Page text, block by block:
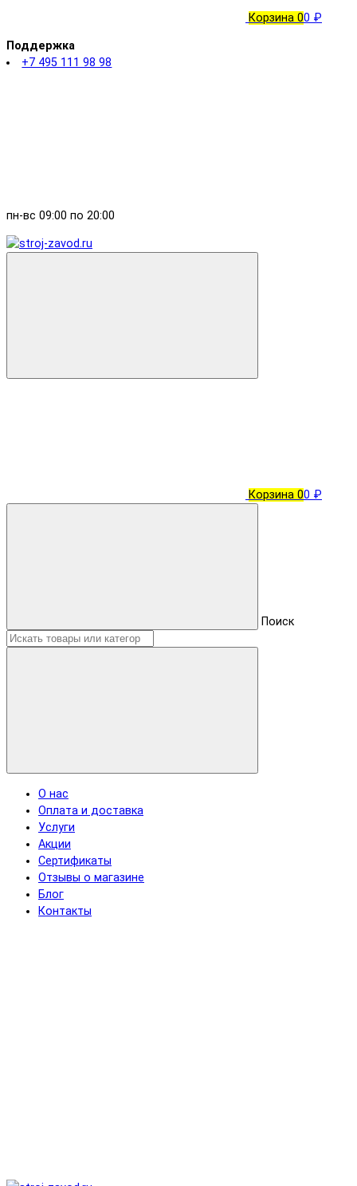
Корзина 00 ₽
Поддержка
+7 495 111 98 98
пн-вс 09:00 по 20:00
Корзина 00 ₽
Поиск
О нас
Оплата и доставка
Услуги
Акции
Сертификаты
Отзывы о магазине
Блог
Контакты